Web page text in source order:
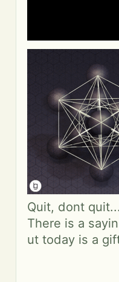
Quit, dont
There is a
ut today is a